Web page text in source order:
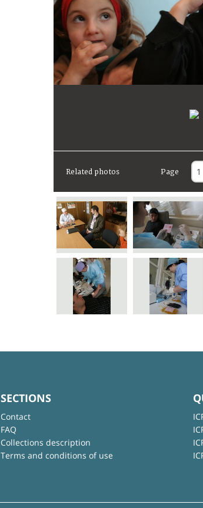
Related photos Page
SECTIONS
Contact
FAQ
Collections description
Terms and conditions of use